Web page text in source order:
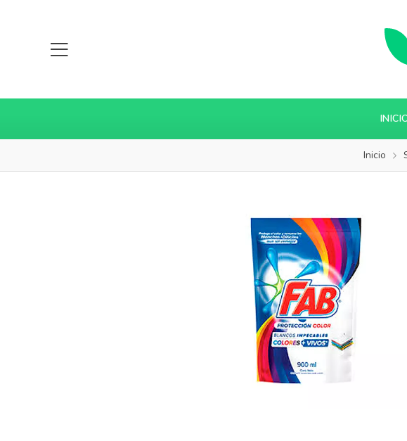
Inicio